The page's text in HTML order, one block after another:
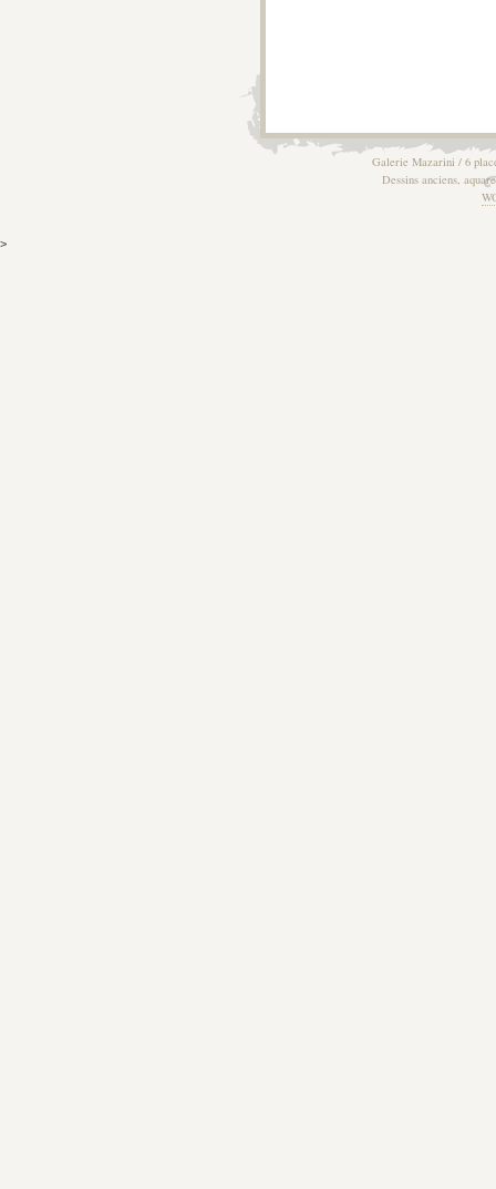
Galerie Mazarini / 6
Dessins anciens,
>